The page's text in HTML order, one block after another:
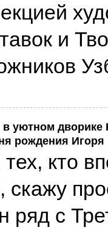
и
уютном дворике
рождения
кто
скажу
ряд с